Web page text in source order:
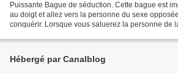
Puissante Bague de séduction. Cette bague est
au doigt et allez vers la personne du sexe
conquérir. Lorsque vous saluerez la personne de
Hébergé par Canalblog